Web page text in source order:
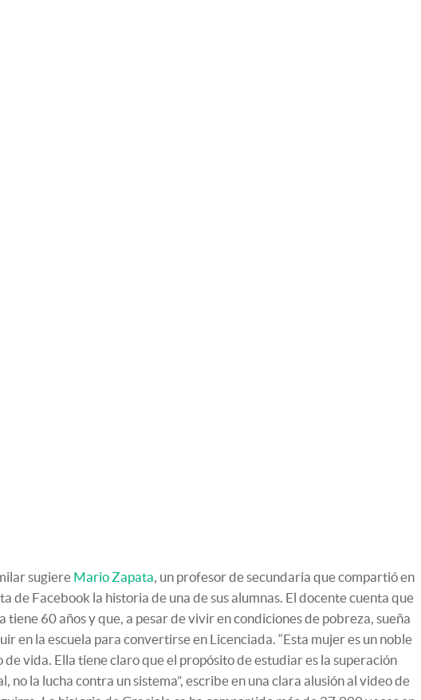
sugiere Mario Zapata, un profesor de secundaria que compartió en
de Facebook la historia de una de sus alumnas. El docente cuenta que
tiene 60 años y que, a pesar de vivir en condiciones de pobreza, sueña
en la escuela para convertirse en Licenciada. “Esta mujer es un noble
de vida. Ella tiene claro que el propósito de estudiar es la superación
no la lucha contra un sistema”, escribe en una clara alusión al video de